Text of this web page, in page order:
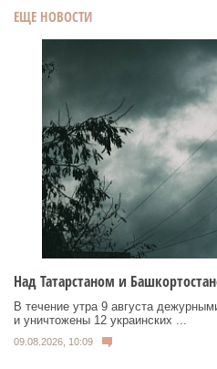
ЕЩЕ НОВОСТИ
Над Татарстаном и
В течение утра 9 августа
и уничтожены 12 украинских ...
09.08.2026, 10:09